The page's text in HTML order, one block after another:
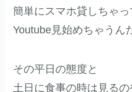
簡単にスマホ貸しちゃっ
Youtube見始めちゃうん
その平日の態度と
土日に食事の時は見るの